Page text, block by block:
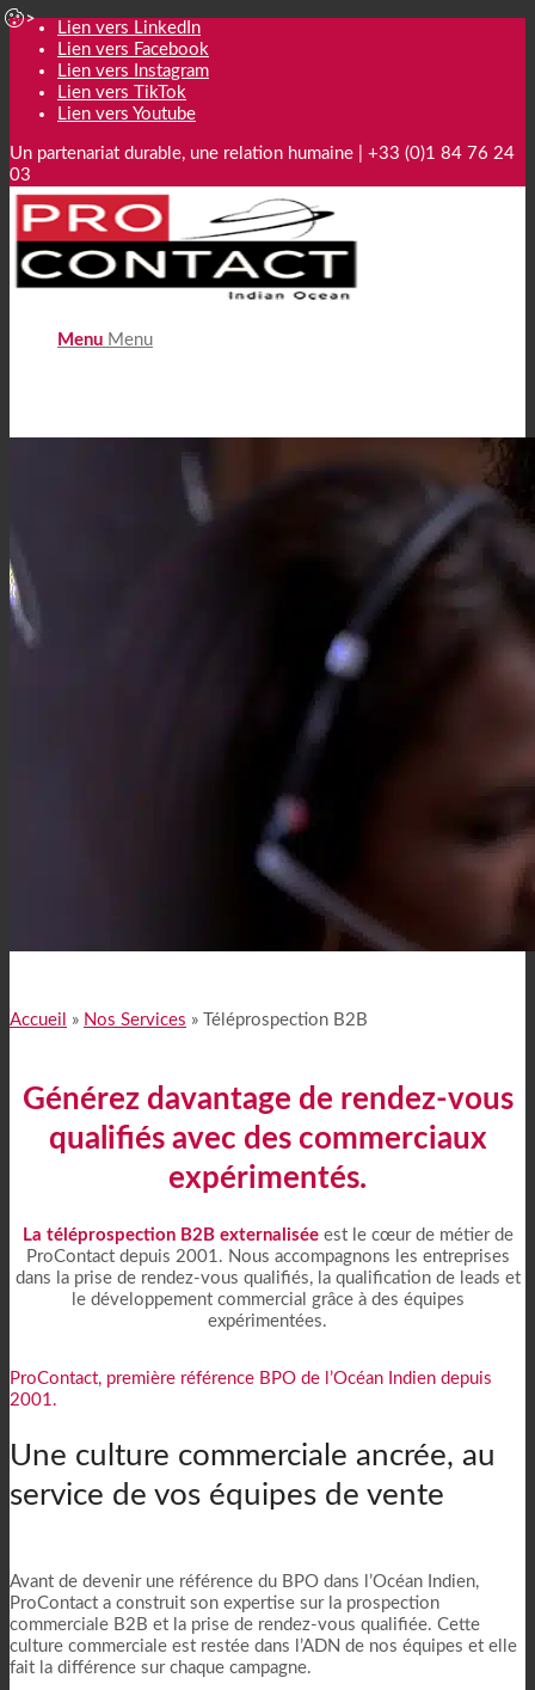
Lien vers LinkedIn
Lien vers Facebook
Lien vers Instagram
Lien vers TikTok
Lien vers Youtube
Un partenariat durable, une relation humaine | +33 (0)1 84 76 24
03
Menu Menu
Accueil » Nos Services » Téléprospection B2B
Générez davantage de rendez-vous
qualifiés avec des commerciaux
expérimentés.
La téléprospection B2B externaliséeest le cœur de métier de
ProContact depuis 2001. Nous accompagnons les entreprises
dans la prise de rendez-vous qualifiés, la qualification de leads et
le développement commercial grâce à des équipes
expérimentées.
ProContact, première référence BPO de l’Océan Indien depuis
2001.
Une culture commerciale ancrée, au
service de vos équipes de vente
Avant de devenir une référence du BPO dans l’Océan Indien,
ProContact a construit son expertise sur la prospection
commerciale B2B et la prise de rendez-vous qualifiée. Cette
culture commerciale est restée dans l’ADN de nos équipes et elle
fait la différence sur chaque campagne.